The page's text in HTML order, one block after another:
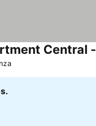
Central -